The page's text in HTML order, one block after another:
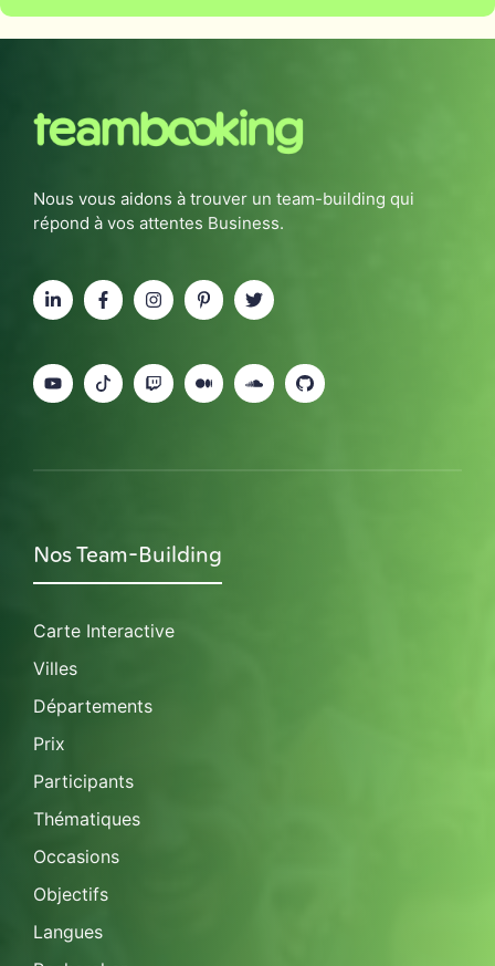
Nous vous aidons à trouver un team-building qui
répond à vos attentes Business.
Nos Team-Building
Carte Interactive
Villes
Départements
Prix
Participants
Thématiques
Occasions
Objectifs
Langues